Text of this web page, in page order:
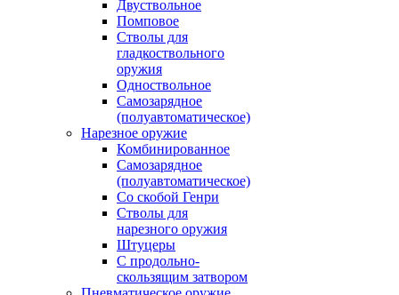
Двуствольное
Помповое
Стволы для
гладкоствольного
оружия
Одноствольное
Самозарядное
(полуавтоматическое)
Нарезное оружие
Комбинированное
Самозарядное
(полуавтоматическое)
Со скобой Генри
Стволы для
нарезного оружия
Штуцеры
С продольно-
скользящим затвором